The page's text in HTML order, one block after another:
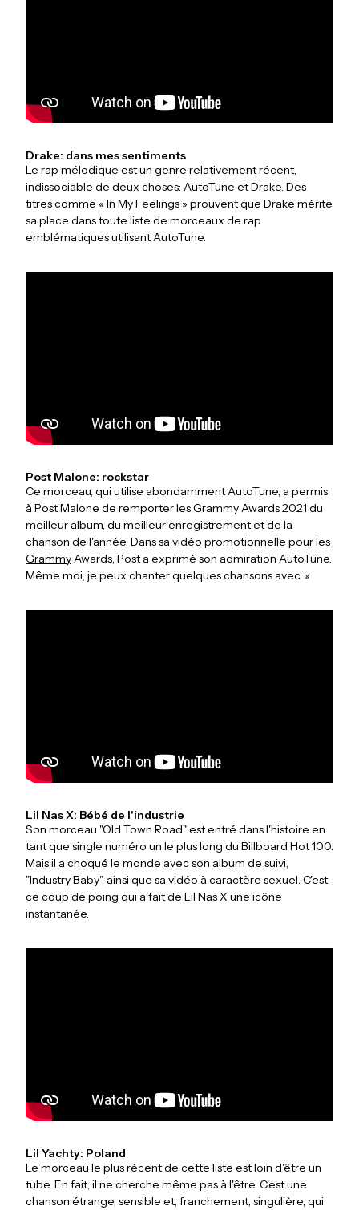
Drake: dans mes sentiments
Le rap mélodique est un genre relativement récent,
indissociable de deux choses: AutoTune et Drake. Des
titres comme « In My Feelings » prouvent que Drake mérite
sa place dans toute liste de morceaux de rap
emblématiques utilisant AutoTune.
Post Malone: rockstar
Ce morceau, qui utilise abondamment AutoTune, a permis
à Post Malone de remporter les Grammy Awards 2021 du
meilleur album, du meilleur enregistrement et de la
chanson de l'année. Dans sa vidéo promotionnelle pour les
GrammyAwards, Post a exprimé son admiration AutoTune.
Même moi, je peux chanter quelques chansons avec. »
Lil Nas X: Bébé de l'industrie
Son morceau "Old Town Road" est entré dans l'histoire en
tant que single numéro un le plus long du Billboard Hot 100.
Mais il a choqué le monde avec son album de suivi,
"Industry Baby", ainsi que sa vidéo à caractère sexuel. C'est
ce coup de poing qui a fait de Lil Nas X une icône
instantanée.
Lil Yachty: Poland
Le morceau le plus récent de cette liste est loin d'être un
tube. En fait, il ne cherche même pas à l'être. C'est une
chanson étrange, sensible et, franchement, singulière, qui